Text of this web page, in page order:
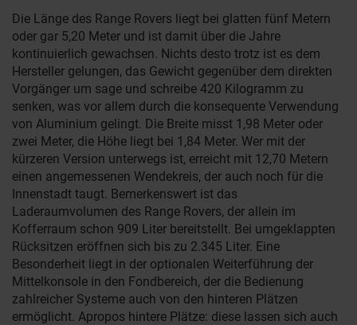
Die Länge des Range Rovers liegt bei glatten fünf Metern
oder gar 5,20 Meter und ist damit über die Jahre
kontinuierlich gewachsen. Nichts desto trotz ist es dem
Hersteller gelungen, das Gewicht gegenüber dem direkten
Vorgänger um sage und schreibe 420 Kilogramm zu
senken, was vor allem durch die konsequente Verwendung
von Aluminium gelingt. Die Breite misst 1,98 Meter oder
zwei Meter, die Höhe liegt bei 1,84 Meter. Wer mit der
kürzeren Version unterwegs ist, erreicht mit 12,70 Metern
einen angemessenen Wendekreis, der auch noch für die
Innenstadt taugt. Bemerkenswert ist das
Laderaumvolumen des Range Rovers, der allein im
Kofferraum schon 909 Liter bereitstellt. Bei umgeklappten
Rücksitzen eröffnen sich bis zu 2.345 Liter. Eine
Besonderheit liegt in der optionalen Weiterführung der
Mittelkonsole in den Fondbereich, der die Bedienung
zahlreicher Systeme auch von den hinteren Plätzen
ermöglicht. Apropos hintere Plätze: diese lassen sich auch